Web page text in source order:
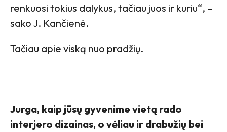
renkuosi tokius dalykus, tačiau juos ir kuriu“, –
sako J. Kančienė.
Tačiau apie viską nuo pradžių.
Jurga, kaip jūsų gyvenime vietą rado
interjero dizainas, o vėliau ir drabužių bei